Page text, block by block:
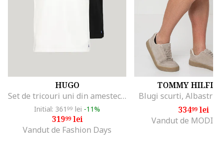
HUGO
Set de tricouri uni din amestec de bumbac - 2 piese, Negru/Alb optic
Initial: 361 99 lei -11%
31999lei
Vandut de Fashion Days
TOMMY
Blugi scurti, Albastru
33499lei
Vandut de